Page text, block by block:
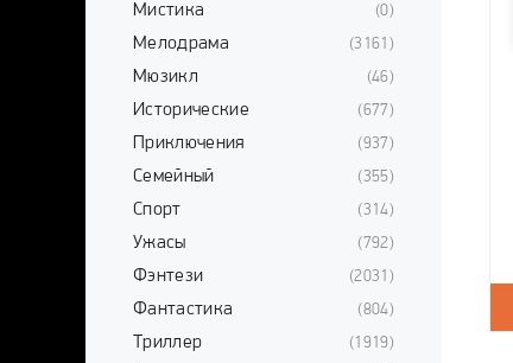
Мистика (0)
Мелодрама (3161)
Мюзикл (46)
Исторические (677)
Приключения (937)
Семейный (355)
Спорт (314)
Ужасы (792)
Фэнтези (2031)
Фантастика (804)
Триллер (1919)